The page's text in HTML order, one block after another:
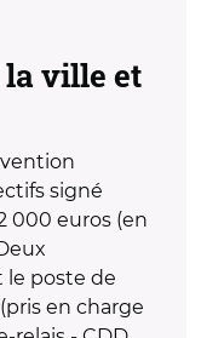
ville et
signé
000 euros (en
le poste de
en charge